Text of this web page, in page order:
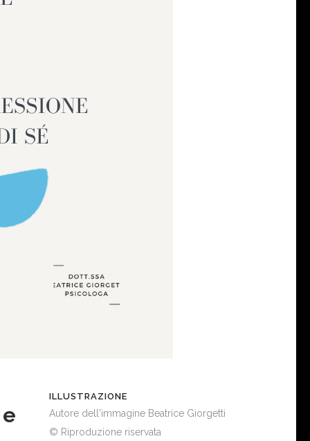
ILLUSTRAZIONE
Autore dell'immagine Beatrice Giorgetti
© Riproduzione riservata